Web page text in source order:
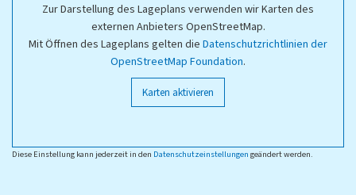
Zur Darstellung des Lageplans verwenden wir Karten des
externen Anbieters OpenStreetMap.
Mit Öffnen des Lageplans gelten die Datenschutzrichtlinien der
OpenStreetMap Foundation.
Karten aktivieren
Diese Einstellung kann jederzeit in den Datenschutzeinstellungen geändert werden.